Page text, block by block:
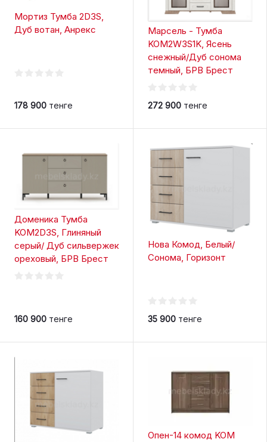
Мортиз Тумба 2D3S,
Дуб вотан, Анрекс
178 900 тенге
Марсель - Тумба
KOM2W3S1K, Ясень
снежный/Дуб сонома
темный, БРВ Брест
272 900 тенге
Доменика Тумба
KOM2D3S, Глиняный
серый/ Дуб сильвержек
ореховый, БРВ Брест
160 900 тенге
Нова Комод, Белый/
Сонома, Горизонт
35 900 тенге
Опен-14 комод KOM